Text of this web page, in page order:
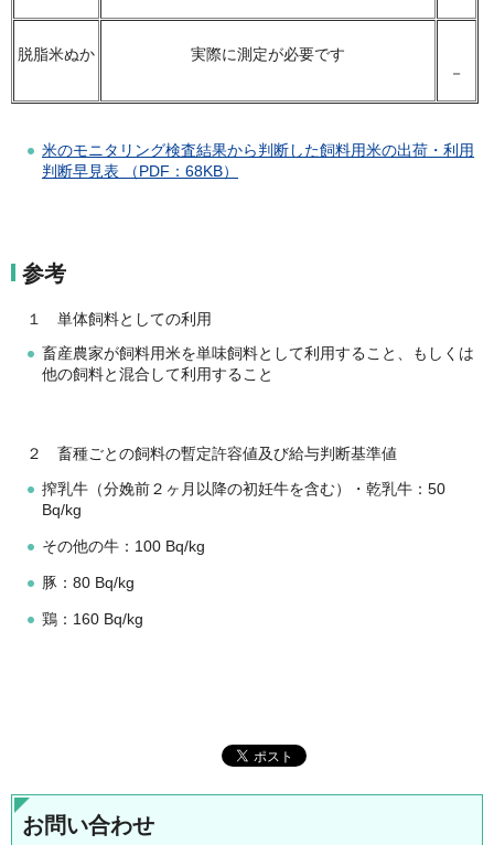
脱脂米ぬか
実際に測定が必要です
－
米のモニタリング検査結果から判断した飼料用米の出荷・利用
判断早見表 （PDF：68KB）
参考
１ 単体飼料としての利用
畜産農家が飼料用米を単味飼料として利用すること、もしくは
他の飼料と混合して利用すること
２ 畜種ごとの飼料の暫定許容値及び給与判断基準値
搾乳牛（分娩前２ヶ月以降の初妊牛を含む）・乾乳牛：50
Bq/kg
その他の牛：100 Bq/kg
豚：80 Bq/kg
鶏：160 Bq/kg
お問い合わせ